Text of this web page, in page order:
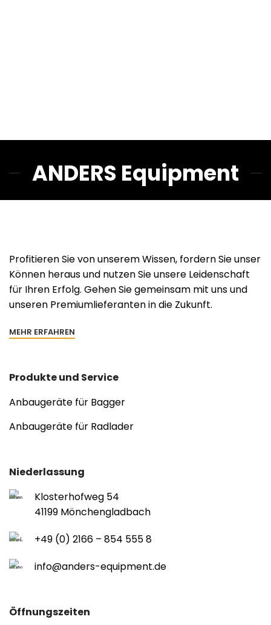
ANDERS Equipment
Profitieren Sie von unserem Wissen, fordern Sie unser
Können heraus und nutzen Sie unsere Leidenschaft
für Ihren Erfolg. Gehen Sie gemeinsam mit uns und
unseren Premiumlieferanten in die Zukunft.
MEHR ERFAHREN
Produkte und Service
Anbaugeräte für Bagger
Anbaugeräte für Radlader
Niederlassung
Klosterhofweg 54
41199 Mönchengladbach
+49 (0) 2166 – 854 555 8
info@anders-equipment.de
Öffnungszeiten